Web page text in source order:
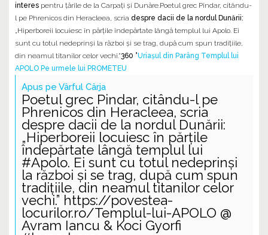
interes pentru ţările de la Carpaţi şi Dunăre.Poetul grec Pindar, citându-
l pe Phrenicos din Heracleea, scria despre dacii de la nordul Dunării:
„Hiperboreii locuiesc în părţile îndepărtate lângă templul lui Apolo. Ei
sunt cu totul nedeprinși la război și se trag, după cum spun tradiţiile,
din neamul titanilor celor vechi.”360 °Uriașul din Parâng Templul lui
APOLO Pe urmele lui PROMETEU
Apus pe Vârful Cârja
Poetul grec Pindar, citându-l pe
Phrenicos din Heracleea, scria
despre dacii de la nordul Dunării:
„Hiperboreii locuiesc în părţile
îndepărtate lângă templul lui
#Apolo. Ei sunt cu totul nedeprinși
la război și se trag, după cum spun
tradiţiile, din neamul titanilor celor
vechi.” https://povestea-
locurilor.ro/Templul-lui-APOLO @
Avram Iancu & Koci Gyorfi